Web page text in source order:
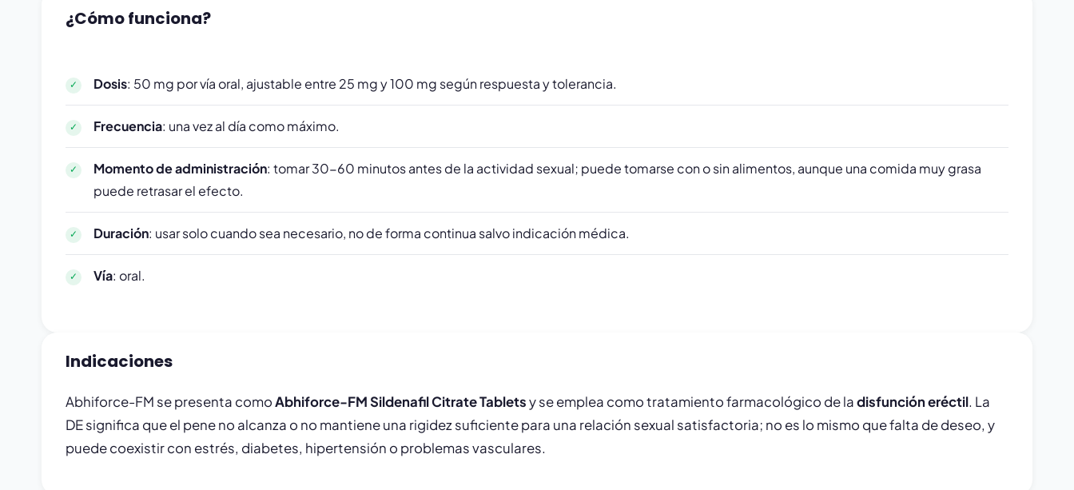
¿Cómo funciona?
Dosis: 50 mg por vía oral, ajustable entre 25 mg y 100 mg según respuesta y tolerancia.
Frecuencia: una vez al día como máximo.
Momento de administración: tomar 30-60 minutos antes de la actividad sexual; puede tomarse con o sin alimentos, aunque una comida muy grasa
puede retrasar el efecto.
Duración: usar solo cuando sea necesario, no de forma continua salvo indicación médica.
Vía: oral.
Indicaciones
Abhiforce-FM se presenta comoAbhiforce-FM Sildenafil Citrate Tabletsy se emplea como tratamiento farmacológico de ladisfunción eréctil. La
DE significa que el pene no alcanza o no mantiene una rigidez suficiente para una relación sexual satisfactoria; no es lo mismo que falta de deseo, y
puede coexistir con estrés, diabetes, hipertensión o problemas vasculares.